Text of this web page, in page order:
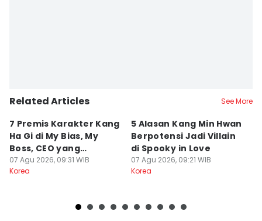
Related Articles See More
7 Premis Karakter Kang
Ha Gi di My Bias, My
Boss, CEO yang
Ambisius
07 Agu 2026, 09:31 WIB
Korea
5 Alasan Kang Min Hwan
Berpotensi Jadi Villain
di Spooky in Love
07 Agu 2026, 09:21 WIB
Korea